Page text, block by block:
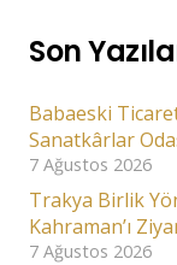
Son
Babaeski
Sanatkârlar
7 Ağustos 2026
Trakya Birlik
Kahraman’ı
7 Ağustos 2026